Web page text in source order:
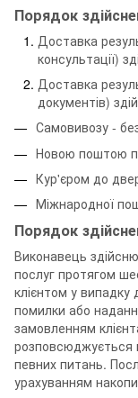
Порядок
Доставка
консультації)
Доставка
документів)
Самовивозу -
Новою поштою
Кур'єром до
Міжнародної
Порядок
Виконавець
послуг протягом
клієнтом у
помилки або
замовленням
розповсюджується
певних питань.
урахуванням